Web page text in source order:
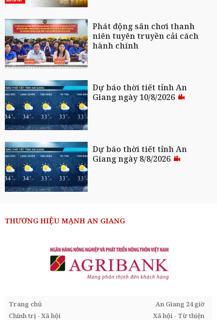
Phát động sân chơi thanh
niên tuyên truyền cải cách
hành chính
Dự báo thời tiết tỉnh An
Giang ngày 10/8/2026
Dự báo thời tiết tỉnh An
Giang ngày 8/8/2026
THƯƠNG HIỆU MẠNH AN GIANG
Trang chủ
An Giang 24 giờ
Chính trị - Xã hội
Xã hội - Từ thiện